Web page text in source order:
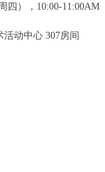
四），10:00-11:00AM
动中心 307房间